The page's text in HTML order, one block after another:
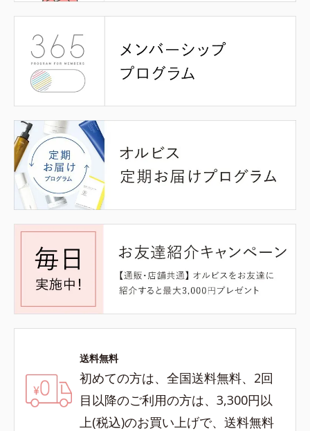
送料無料
初めての方は、全国送料無料、2回
目以降のご利用の方は、3,300円以
上(税込)のお買い上げで、送料無料